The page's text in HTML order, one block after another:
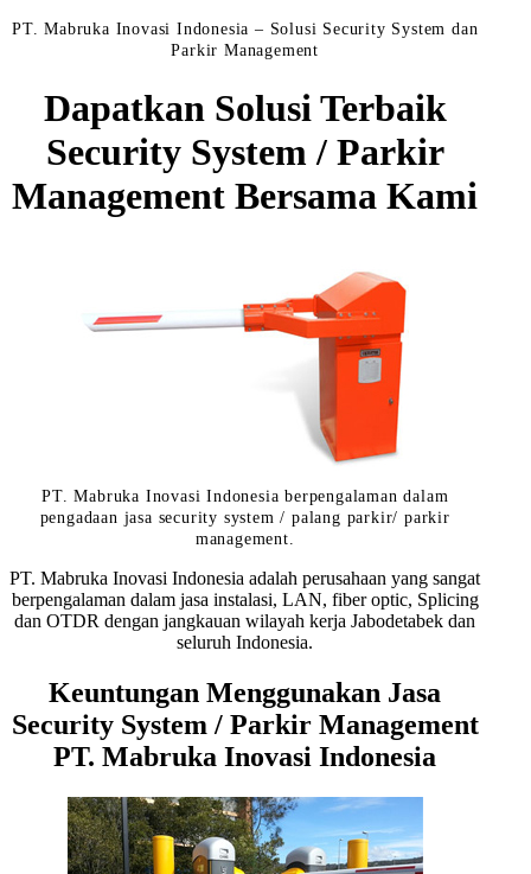
PT. Mabruka Inovasi Indonesia – Solusi Security System dan
Parkir Management
Dapatkan Solusi Terbaik
Security System / Parkir
Management Bersama Kami
PT. Mabruka Inovasi Indonesia berpengalaman dalam
pengadaan jasa security system / palang parkir/ parkir
management.
PT. Mabruka Inovasi Indonesia adalah perusahaan yang sangat
berpengalaman dalam jasa instalasi, LAN, fiber optic, Splicing
dan OTDR dengan jangkauan wilayah kerja Jabodetabek dan
seluruh Indonesia.
Keuntungan Menggunakan Jasa
Security System / Parkir Management
PT. Mabruka Inovasi Indonesia